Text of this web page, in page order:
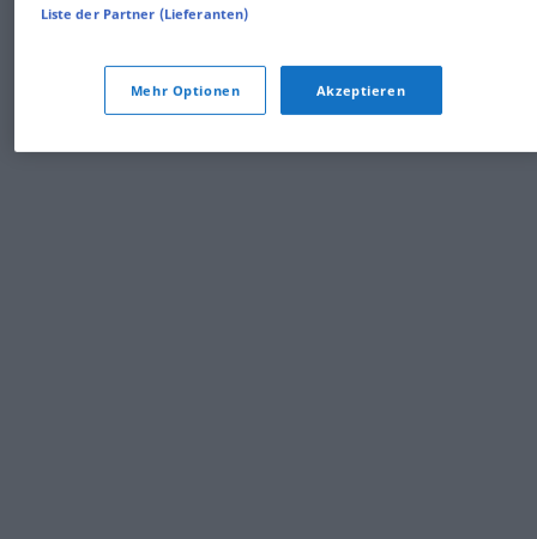
Liste der Partner (Lieferanten)
Mehr Optionen Akzeptieren